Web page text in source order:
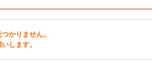
かりません。
します。